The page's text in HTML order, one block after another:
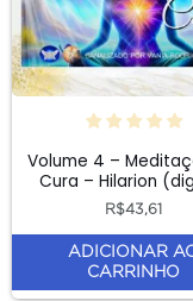
Volume 4 –
Cura – Hilarion
R$43,61
ADICIONAR
CARRINHO